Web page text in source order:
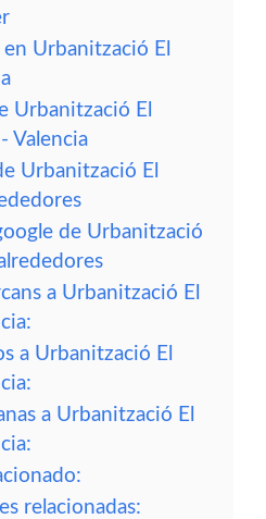
Urbanització El
Urbanització El
Valencia
Urbanització El
de Urbanització
a Urbanització El
a Urbanització El
a Urbanització El
relacionadas: